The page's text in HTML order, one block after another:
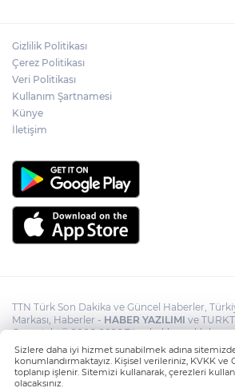
Rojin Kabaiş, Hiranur
Kıvanç Uman’ın
Gizlilik Politikası
Çerez Politikası
Veri Politikası
Kullanım Şartnamesi
Künye
İletişim
TTN Türk Son Dakika ve Güncel Haberler,
Markası, Haberler - HABER YAZILIMI ve
Copyright© 2006-2026 Tüm hakları saklıdır.
Sizlere daha iyi hizmet sunabilmek adına
konumlandırmaktayız. Kişisel verileriniz, KVKK ve
toplanıp işlenir. Sitemizi kullanarak, çerezleri
olacaksınız.